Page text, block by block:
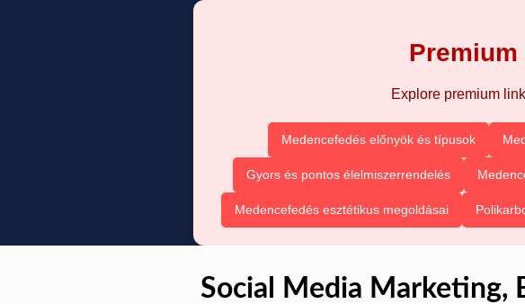
Explore premium
Medencefedés előnyök és típusok
Gyors és pontos élelmiszerrendelés
Medencefedés esztétikus megoldásai
Social Media Marketing,